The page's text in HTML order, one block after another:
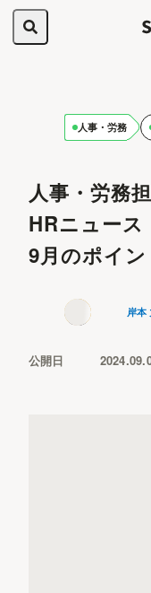
人事・労務
人事・労務
HRニュース
9月のポイン
岸本
公開日